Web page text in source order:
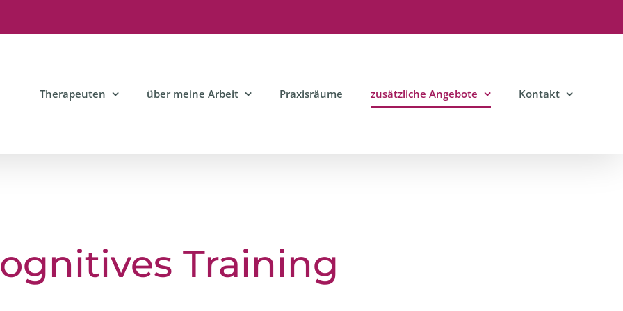
Therapeuten über meine Arbeit Praxisräume zusätzliche Angebote Kontakt
Training